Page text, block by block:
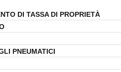
DI TASSA DI PROPRIETÀ
PNEUMATICI